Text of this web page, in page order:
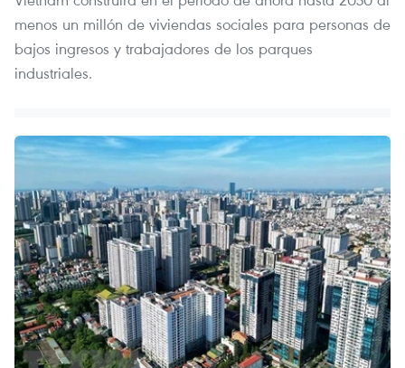
menos un millón de viviendas sociales para personas de
bajos ingresos y trabajadores de los parques
industriales.